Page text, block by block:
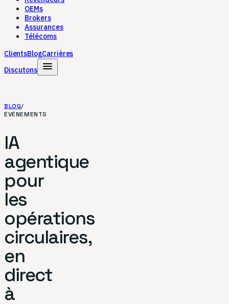
OEMs
Brokers
Assurances
Télécoms
ClientsBlogCarrières
Discutons
menu
BLOG/
ÉVÉNEMENTS
IA
agentique
pour
les
opérations
circulaires,
en
direct
à